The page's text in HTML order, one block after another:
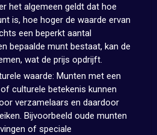
het algemeen geldt dat hoe
is, hoe hoger de waarde ervan
een beperkt aantal
bepaalde munt bestaat, kan de
wat de prijs opdrijft.
waarde: Munten met een
culturele betekenis kunnen
verzamelaars en daardoor
Bijvoorbeeld oude munten
of speciale